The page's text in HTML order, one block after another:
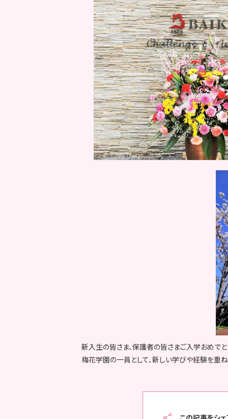
新入生の皆さま、保護者の皆さまご入学おめでと
梅花学園の一員として、新しい学びや経験を重ね